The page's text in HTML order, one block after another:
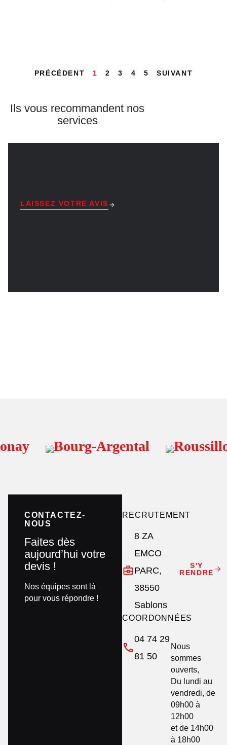
PRÉCÉDENT 1 2 3 4 5 SUIVANT
Ils vous recommandent nos
services
LAISSEZ VOTRE AVIS
Bourg-Argental Roussillon
CONTACTEZ-
NOUS
Faites dès
aujourd’hui votre
devis !
Nos équipes sont là
pour vous répondre !
RECRUTEMENT
8 ZA
EMCO
PARC,
38550
Sablons
S'Y
RENDRE
COORDONNÉES
04 74 29
81 50
Nous
sommes
ouverts,
Du lundi au
vendredi, de
09h00 à
12h00
et de 14h00
à 18h00